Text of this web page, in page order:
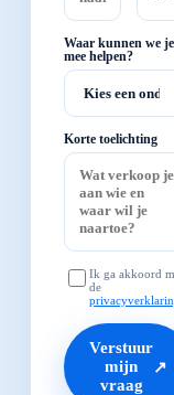
Waar kunnen we je
mee helpen?
Korte toelichting
Ik ga akkoord
de
Verstuur
mijn
vraag
↗